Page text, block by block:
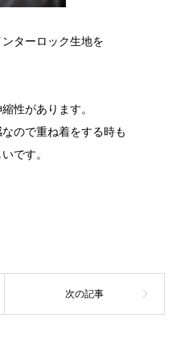
ターロック生地を
性があります。
ので重ね着をする時も
です。